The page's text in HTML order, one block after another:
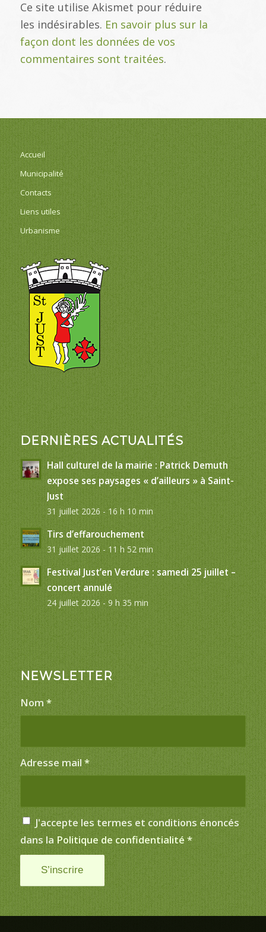
Ce site utilise Akismet pour réduire
les indésirables. En savoir plus sur la
façon dont les données de vos
commentaires sont traitées.
Accueil
Municipalité
Contacts
Liens utiles
Urbanisme
DERNIÈRES ACTUALITÉS
Hall culturel de la mairie : Patrick Demuth
expose ses paysages « d’ailleurs » à Saint-
Just
31 juillet 2026 - 16 h 10 min
Tirs d’effarouchement
31 juillet 2026 - 11 h 52 min
Festival Just’en Verdure : samedi 25 juillet –
concert annulé
24 juillet 2026 - 9 h 35 min
NEWSLETTER
Nom *
Adresse mail *
J'accepte les termes et conditions énoncés
dans la Politique de confidentialité *